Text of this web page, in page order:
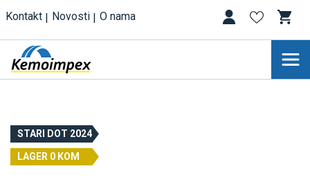
Kontakt Novosti O nama
STARI DOT 2024
LAGER 0 KOM